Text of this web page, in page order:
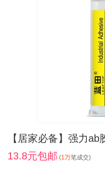
【居家必备】强力
13.8元包邮 (1万笔成交)